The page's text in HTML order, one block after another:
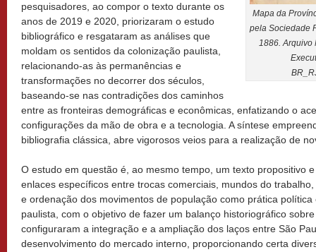
Mapa da
pela Sociedade
1886. Arquivo
pesquisadores, ao compor o texto durante os
anos de 2019 e 2020, priorizaram o estudo
bibliográfico e resgataram as análises que
moldam os sentidos da colonização paulista,
relacionando-as às permanências e
transformações no decorrer dos séculos,
baseando-se nas contradições dos caminhos
entre as fronteiras demográficas e econômicas, enfatizando o
configurações da mão de obra e a tecnologia. A síntese
bibliografia clássica, abre vigorosos veios para a realização de
O estudo em questão é, ao mesmo tempo, um texto propositivo
enlaces específicos entre trocas comerciais, mundos do
e ordenação dos movimentos de população como prática
paulista, com o objetivo de fazer um balanço historiográfico
configuraram a integração e a ampliação dos laços entre São
desenvolvimento do mercado interno, proporcionando certa